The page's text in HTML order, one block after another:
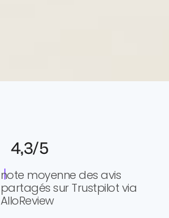
4,3/5
note moyenne des avis
partagés sur Trustpilot via
AlloReview